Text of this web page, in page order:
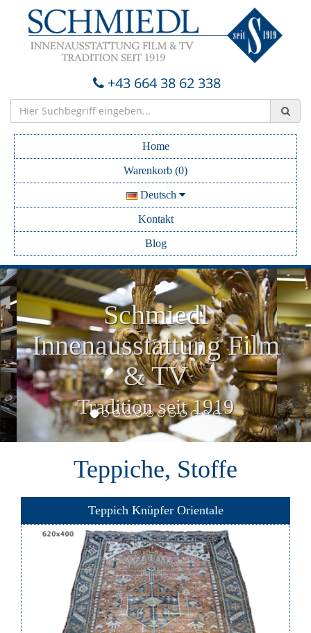
+43 664 38 62 338
Home
Warenkorb (0)
Deutsch
Kontakt
Blog
Schmiedl
Innenausstattung Film
& TV
Tradition seit 1919
Teppiche, Stoffe
Teppich Knüpfer Orientale